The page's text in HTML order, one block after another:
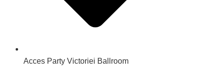
Acces Party Victoriei Ballroom